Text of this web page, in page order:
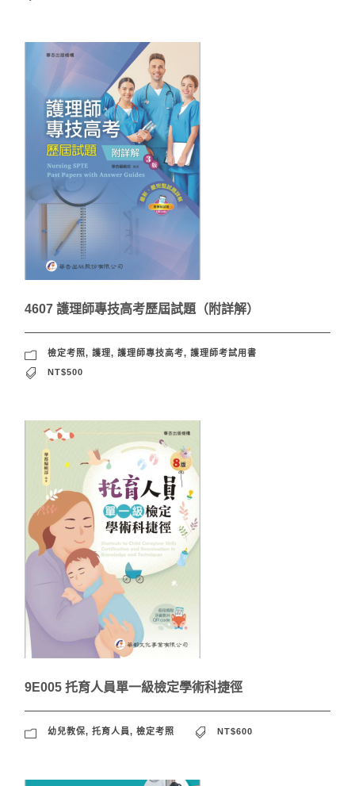
4607 護理師專技高考歷屆試題（附詳解）
檢定考照, 護理, 護理師專技高考, 護理師考試用書
NT$500
9E005 托育人員單一級檢定學術科捷徑
幼兒教保, 托育人員, 檢定考照 NT$600